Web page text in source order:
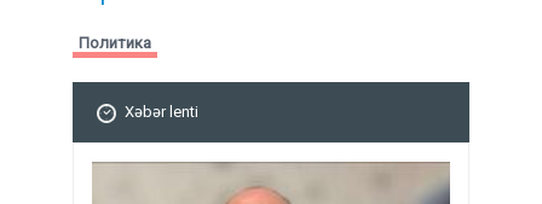
Политика
Xəbər lenti